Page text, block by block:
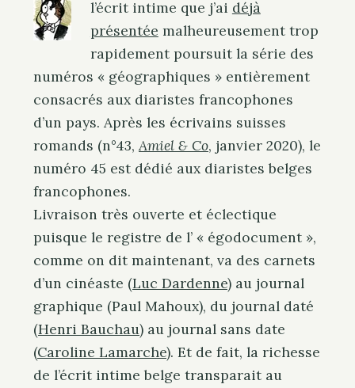
l’écrit intime que j’ai déjà
présentée malheureusement trop
rapidement poursuit la série des
numéros « géographiques » entièrement
consacrés aux diaristes francophones
d’un pays. Après les écrivains suisses
romands (n°43,Amiel & Co, janvier 2020), le
numéro 45 est dédié aux diaristes belges
francophones.
Livraison très ouverte et éclectique
puisque le registre de l’ « égodocument »,
comme on dit maintenant, va des carnets
d’un cinéaste (Luc Dardenne) au journal
graphique (Paul Mahoux), du journal daté
(Henri Bauchau) au journal sans date
(Caroline Lamarche). Et de fait, la richesse
de l’écrit intime belge transparait au